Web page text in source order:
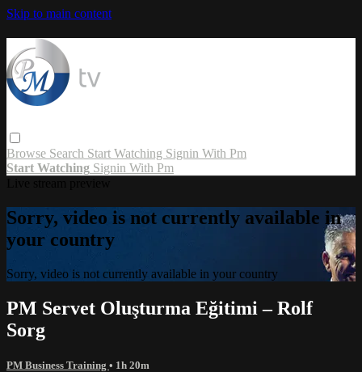
Skip to main content
Browse Search Start Watching Signin With Pm
Start Watching Signin With Pm
Sorry, video is not currently available in
your country
Sorry, video is not currently available in your country
PM Servet Oluşturma Eğitimi – Rolf
Sorg
PM Business Training • 1h 20m